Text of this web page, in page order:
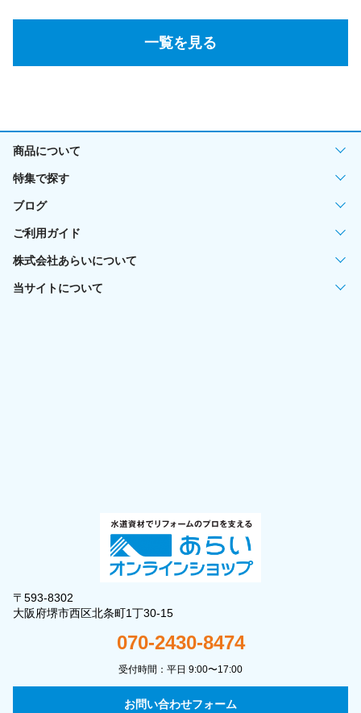
一覧を見る
商品について
特集で探す
ブログ
ご利用ガイド
株式会社あらいについて
当サイトについて
〒593-8302
大阪府堺市西区北条町1丁30-15
070-2430-8474
受付時間：平日 9:00〜17:00
お問い合わせフォーム